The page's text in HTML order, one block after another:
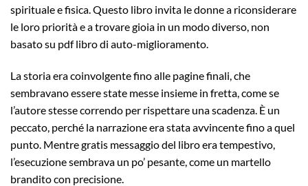
spirituale e fisica. Questo libro invita le donne a riconsiderare
le loro priorità e a trovare gioia in un modo diverso, non
basato su pdf libro di auto-miglioramento.
La storia era coinvolgente fino alle pagine finali, che
sembravano essere state messe insieme in fretta, come se
l’autore stesse correndo per rispettare una scadenza. È un
peccato, perché la narrazione era stata avvincente fino a quel
punto. Mentre gratis messaggio del libro era tempestivo,
l’esecuzione sembrava un po’ pesante, come un martello
brandito con precisione.